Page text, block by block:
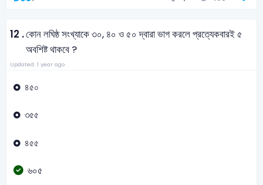
12 .কোন লঘিষ্ঠ সংখ্যাকে ৩০, ৪০ ও ৫০ দ্বারা ভাগ করলে প্রত্যেকবারই ৫
অবশিষ্ট থাকবে ?
Updated: 1 year ago
৪৫০
৩৫৫
৪৫৫
৬০৫